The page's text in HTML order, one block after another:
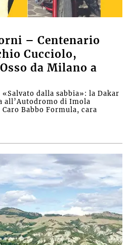
– Centenario
Cucciolo,
da Milano a
dalla sabbia»: la Dakar
all’Autodromo di Imola
Babbo Formula, cara